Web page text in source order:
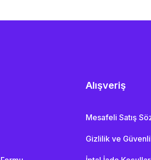
Alışveriş
Mesafeli Satış
Gizlilik ve